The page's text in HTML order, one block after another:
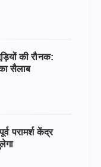
की रौनक:
सैलाब
परामर्श केंद्र